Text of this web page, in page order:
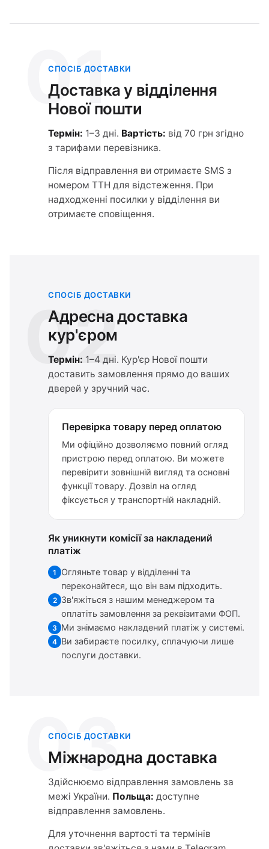
01
СПОСІБ ДОСТАВКИ
Доставка у відділення
Нової пошти
Термін: 1–3 дні. Вартість: від 70 грн згідно
з тарифами перевізника.
Після відправлення ви отримаєте SMS з
номером ТТН для відстеження. При
надходженні посилки у відділення ви
отримаєте сповіщення.
02
СПОСІБ ДОСТАВКИ
Адресна доставка
кур'єром
Термін: 1–4 дні. Кур'єр Нової пошти
доставить замовлення прямо до ваших
дверей у зручний час.
Перевірка товару перед оплатою
Ми офіційно дозволяємо повний огляд
пристрою перед оплатою. Ви можете
перевірити зовнішній вигляд та основні
функції товару. Дозвіл на огляд
фіксується у транспортній накладній.
Як уникнути комісії за накладений
платіж
1
Огляньте товар у відділенні та
переконайтеся, що він вам підходить.
2 Зв'яжіться з нашим менеджером та
оплатіть замовлення за реквізитами ФОП.
3 Ми знімаємо накладений платіж у системі.
4 Ви забираєте посилку, сплачуючи лише
послуги доставки.
03
СПОСІБ ДОСТАВКИ
Міжнародна доставка
Здійснюємо відправлення замовлень за
межі України. Польща: доступне
відправлення замовлень.
Для уточнення вартості та термінів